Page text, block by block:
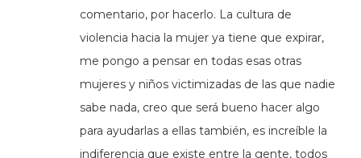
comentario, por hacerlo. La cultura de
violencia hacia la mujer ya tiene que expirar,
me pongo a pensar en todas esas otras
mujeres y niños victimizadas de las que nadie
sabe nada, creo que será bueno hacer algo
para ayudarlas a ellas también, es increíble la
indiferencia que existe entre la gente, todos